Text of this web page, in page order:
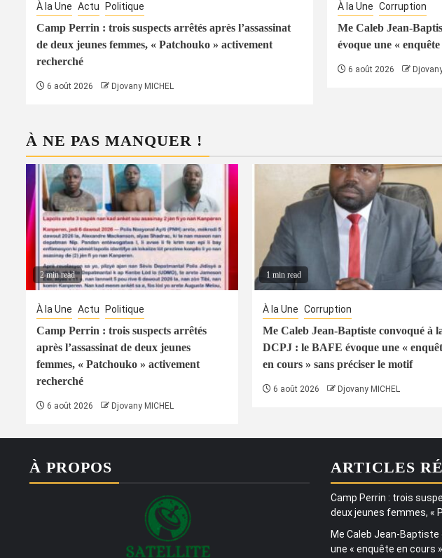
À la Une Actu Politique
Camp Perrin : trois suspects arrêtés après l’assassinat
de deux jeunes femmes, « Patchouko » activement
recherché
6 août 2026 Djovany MICHEL
À la Une Corruption
Me Caleb Jean-
évoque une «
6 août 2026
À NE PAS MANQUER !
2 min read
À la Une Actu Politique
Camp Perrin : trois suspects arrêtés
après l’assassinat de deux jeunes
femmes, « Patchouko » activement
recherché
6 août 2026 Djovany MICHEL
1 min read
À la Une Corruption
Me Caleb Jean-Baptiste convoqué à
DCPJ : le BAFE évoque une «
en cours » sans préciser le motif
6 août 2026 Djovany MICHEL
À PROPOS ARTICLES
Camp Perrin : trois
deux jeunes femmes, «
Me Caleb Jean-Baptiste
une « enquête en cours